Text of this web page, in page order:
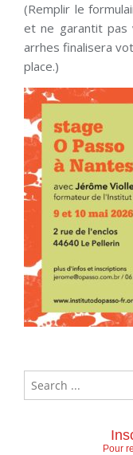
(Remplir le
et ne garantit pas
arrhes finalisera
place.)
Pour